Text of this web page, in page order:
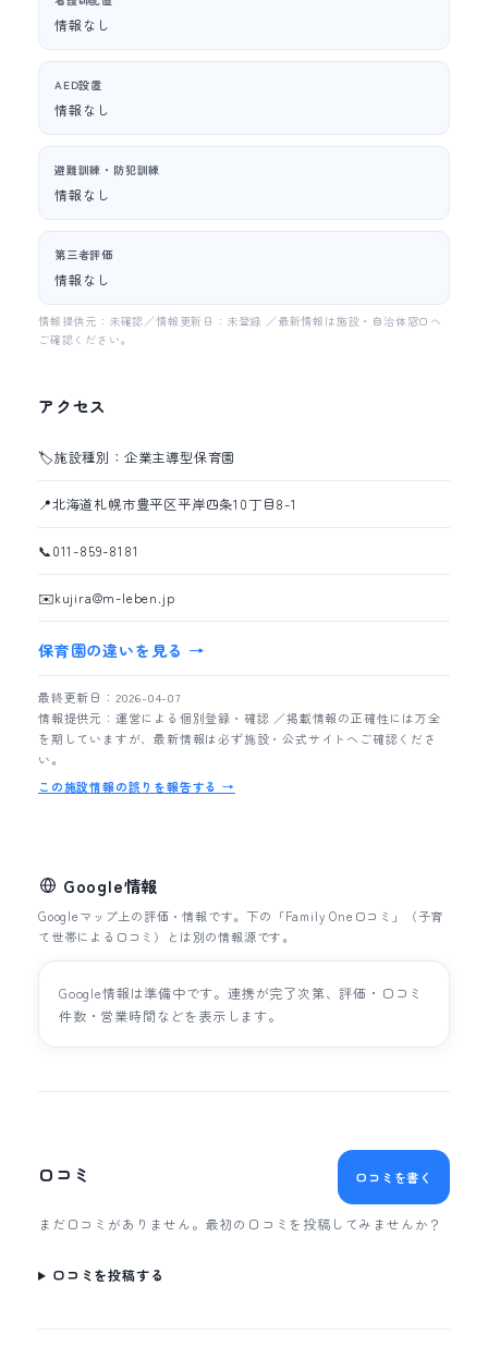
情報なし
AED設置
情報なし
避難訓練・防犯訓練
情報なし
第三者評価
情報なし
情報提供元：未確認／情報更新日：未登録 ／最新情報は施設・自治体窓口へ
ご確認ください。
アクセス
🏷️施設種別：企業主導型保育園
📍北海道札幌市豊平区平岸四条10丁目8-1
📞011-859-8181
✉️kujira@m-leben.jp
保育園の違いを見る →
最終更新日：2026-04-07
情報提供元：運営による個別登録・確認 ／掲載情報の正確性には万全
を期していますが、最新情報は必ず施設・公式サイトへご確認くださ
い。
この施設情報の誤りを報告する →
Google情報
Googleマップ上の評価・情報です。下の「Family One口コミ」（子育
て世帯による口コミ）とは別の情報源です。
Google情報は準備中です。連携が完了次第、評価・口コミ
件数・営業時間などを表示します。
口コミ 口コミを書く
まだ口コミがありません。最初の口コミを投稿してみませんか？
口コミを投稿する